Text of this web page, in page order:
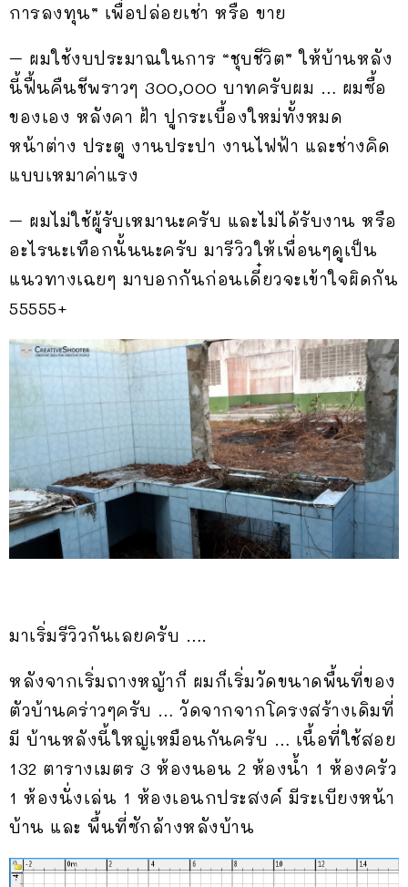
การลงทุน” เพื่อปล่อยเช่า หรือ ขาย
– ผมใช้งบประมาณในการ “ชุบชีวิต” ให้บ้านหลัง
นี้ฟื้นคืนชีพราวๆ 300,000 บาทครับผม … ผมซื้อ
ของเอง หลังคา ฝ้า ปูกระเบื้องใหม่ทั้งหมด
หน้าต่าง ประตู งานประปา งานไฟฟ้า และช่างคิด
แบบเหมาค่าแรง
– ผมไม่ใช้ผู้รับเหมานะครับ และไม่ได้รับงาน หรือ
อะไรนะเทือกนั้นนะครับ มารีวิวให้เพื่อนๆดูเป็น
แนวทางเฉยๆ มาบอกกันก่อนเดี๋ยวจะเข้าใจผิดกัน
55555+
มาเริ่มรีวิวกันเลยครับ ….
หลังจากเริ่มถางหญ้าก็ ผมก็เริ่มวัดขนาดพื้นที่ของ
ตัวบ้านคร่าวๆครับ … วัดจากจากโครงสร้างเดิมที่
มี บ้านหลังนี้ใหญ่เหมือนกันครับ … เนื้อที่ใช้สอย
132 ตารางเมตร 3 ห้องนอน 2 ห้องน้ำ 1 ห้องครัว
1 ห้องนั่งเล่น 1 ห้องเอนกประสงค์ มีระเบียงหน้า
บ้าน และ พื้นที่ซักล้างหลังบ้าน